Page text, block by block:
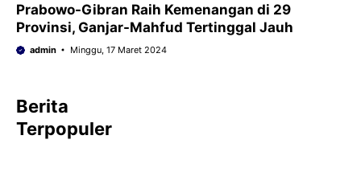
Prabowo-Gibran Raih Kemenangan di 29
Provinsi, Ganjar-Mahfud Tertinggal Jauh
admin Minggu, 17 Maret 2024
Berita
Terpopuler